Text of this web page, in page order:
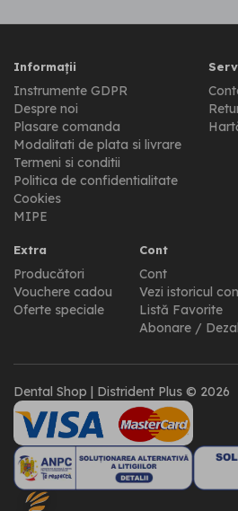
Informații
Instrumente GDPR
Despre noi
Plasare comanda
Modalitati de plata si livrare
Termeni si conditii
Politica de confidentialitate
Cookies
MIPE
Extra
Producători
Vouchere cadou
Oferte speciale
Cont
Cont
Vezi istoricul
Listă Favorite
Abonare /
Dental Shop | Distrident Plus © 2026